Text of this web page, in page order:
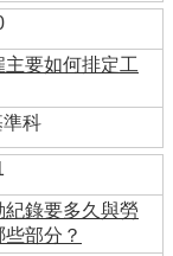
要如何排定工
科
紀錄要多久與勞
部分？